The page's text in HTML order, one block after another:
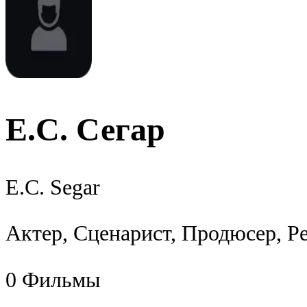
Е.С. Сегар
E.C. Segar
Актер, Сценарист, Продюсер,
0 Фильмы